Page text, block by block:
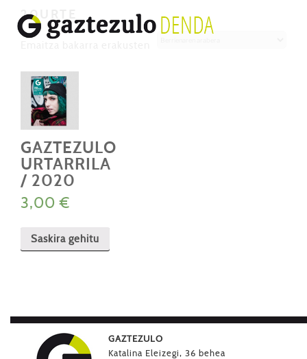
20URTE
GAZTEZULO
URTARRILA
/ 2020
3,00€
Saskira gehitu
GAZTEZULO
Katalina Eleizegi, 36 behea